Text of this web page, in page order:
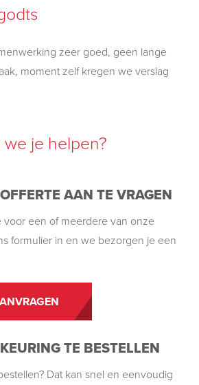
zeer goed, geen lange
moment zelf kregen we verslag
je helpen?
AAN TE VRAGEN
voor een of meerdere van onze
formulier in en we bezorgen je een
TE BESTELLEN
Dat kan snel en eenvoudig